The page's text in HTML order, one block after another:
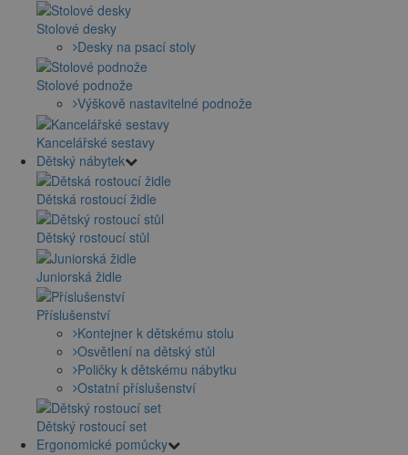
Stolové desky
Desky na psací stoly
Stolové podnože
Výškově nastavitelné podnože
Kancelářské sestavy
Dětský nábytek
Dětská rostoucí židle
Dětský rostoucí stůl
Juniorská židle
Příslušenství
Kontejner k dětskému stolu
Osvětlení na dětský stůl
Poličky k dětskému nábytku
Ostatní příslušenství
Dětský rostoucí set
Ergonomické pomůcky